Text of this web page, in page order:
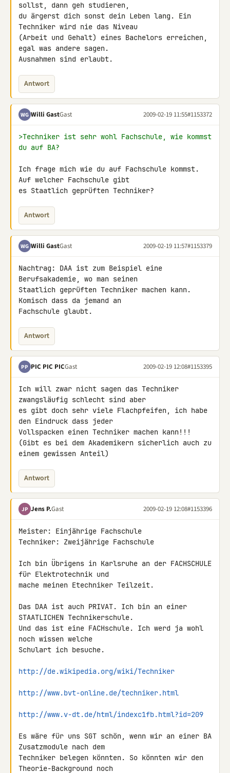
sollst, dann geh studieren,
du ärgerst dich sonst dein Leben lang. Ein
Techniker wird nie das Niveau
(Arbeit und Gehalt) eines Bachelors erreichen,
egal was andere sagen.
Ausnahmen sind erlaubt.
Antwort
WG Willi GastGast 2009-02-19 11:55#1153372
>Techniker ist sehr wohl Fachschule, wie kommst
du auf BA?
Ich frage mich wie du auf Fachschule kommst.
Auf welcher Fachschule gibt
es Staatlich geprüften Techniker?
Antwort
WG Willi GastGast 2009-02-19 11:57#1153379
Nachtrag: DAA ist zum Beispiel eine
Berufsakademie, wo man seinen
Staatlich geprüften Techniker machen kann.
Komisch dass da jemand an
Fachschule glaubt.
Antwort
PP PIC PIC PICGast 2009-02-19 12:08#1153395
Ich will zwar nicht sagen das Techniker
zwangsläufig schlecht sind aber
es gibt doch sehr viele Flachpfeifen, ich habe
den Eindruck dass jeder
Vollspacken einen Techniker machen kann!!!
(Gibt es bei dem Akademikern sicherlich auch zu
einem gewissen Anteil)
Antwort
JP Jens P.Gast 2009-02-19 12:08#1153396
Meister: Einjährige Fachschule
Techniker: Zweijährige Fachschule
Ich bin Übrigens in Karlsruhe an der FACHSCHULE
für Elektrotechnik und
mache meinen Etechniker Teilzeit.
Das DAA ist auch PRIVAT. Ich bin an einer
STAATLICHEN Technikerschule.
Und das ist eine FACHschule. Ich werd ja wohl
noch wissen welche
Schulart ich besuche.
http://de.wikipedia.org/wiki/Techniker
http://www.bvt-online.de/techniker.html
http://www.v-dt.de/html/indexc1fb.html?id=209
Es wäre für uns SGT schön, wenn wir an einer BA
Zusatzmodule nach dem
Techniker belegen könnten. So könnten wir den
Theorie-Background noch